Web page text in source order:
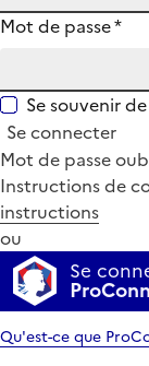
Mot de passe*
Se souvenir
Se connecter
Mot de passe
Instructions de
instructions
ou
Se
Qu'est-ce que